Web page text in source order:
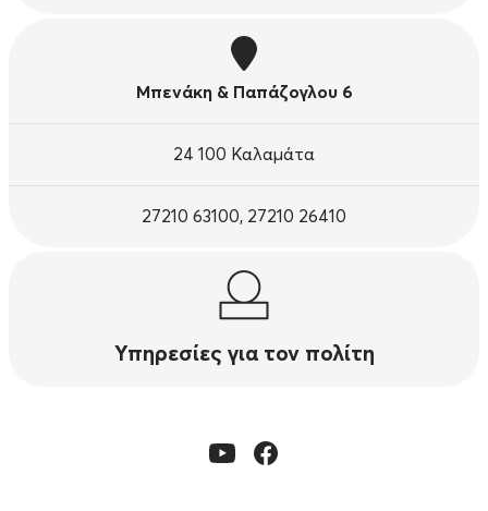
Μπενάκη & Παπάζογλου 6
24 100 Καλαμάτα
27210 63100, 27210 26410
Υπηρεσίες για τον πολίτη